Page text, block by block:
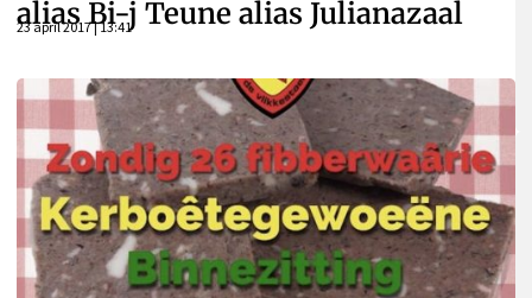
alias Bi-j Teune alias Julianazaal
23 april 2017 | 13:41